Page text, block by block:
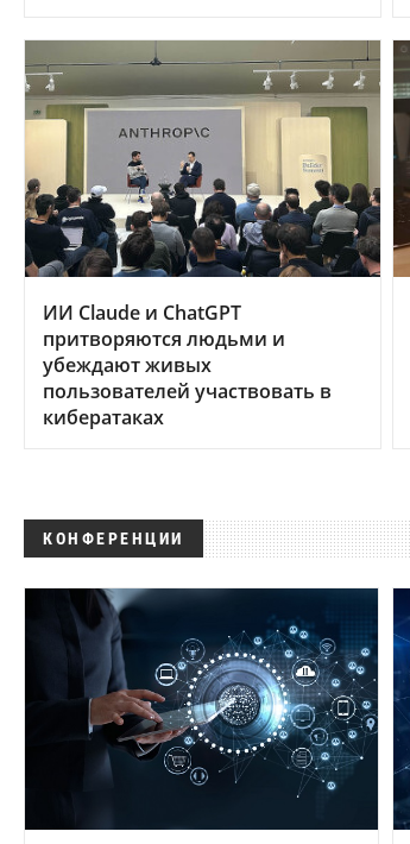
ИИ Claude и ChatGPT
притворяются людьми и
убеждают живых
пользователей участвовать в
кибератаках
КОНФЕРЕНЦИИ